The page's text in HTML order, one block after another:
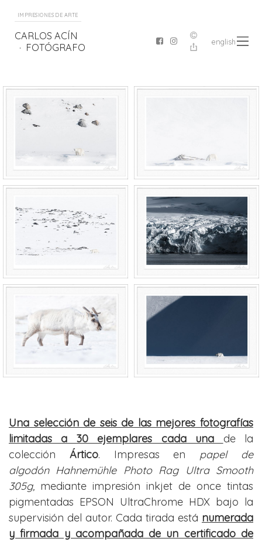
IMPRESIONES DE ARTE
CARLOS ACÍN
FOTÓGRAFO
english
Una selección de seis de las mejores fotografías
limitadas a 30 ejemplares cada una de la
colección Ártico. Impresas en papel de
algodón Hahnemühle Photo Rag Ultra Smooth
305g, mediante impresión inkjet de once tintas
pigmentadas EPSON UltraChrome HDX bajo la
supervisión del autor. Cada tirada está numerada
y firmada y acompañada de un certificado de